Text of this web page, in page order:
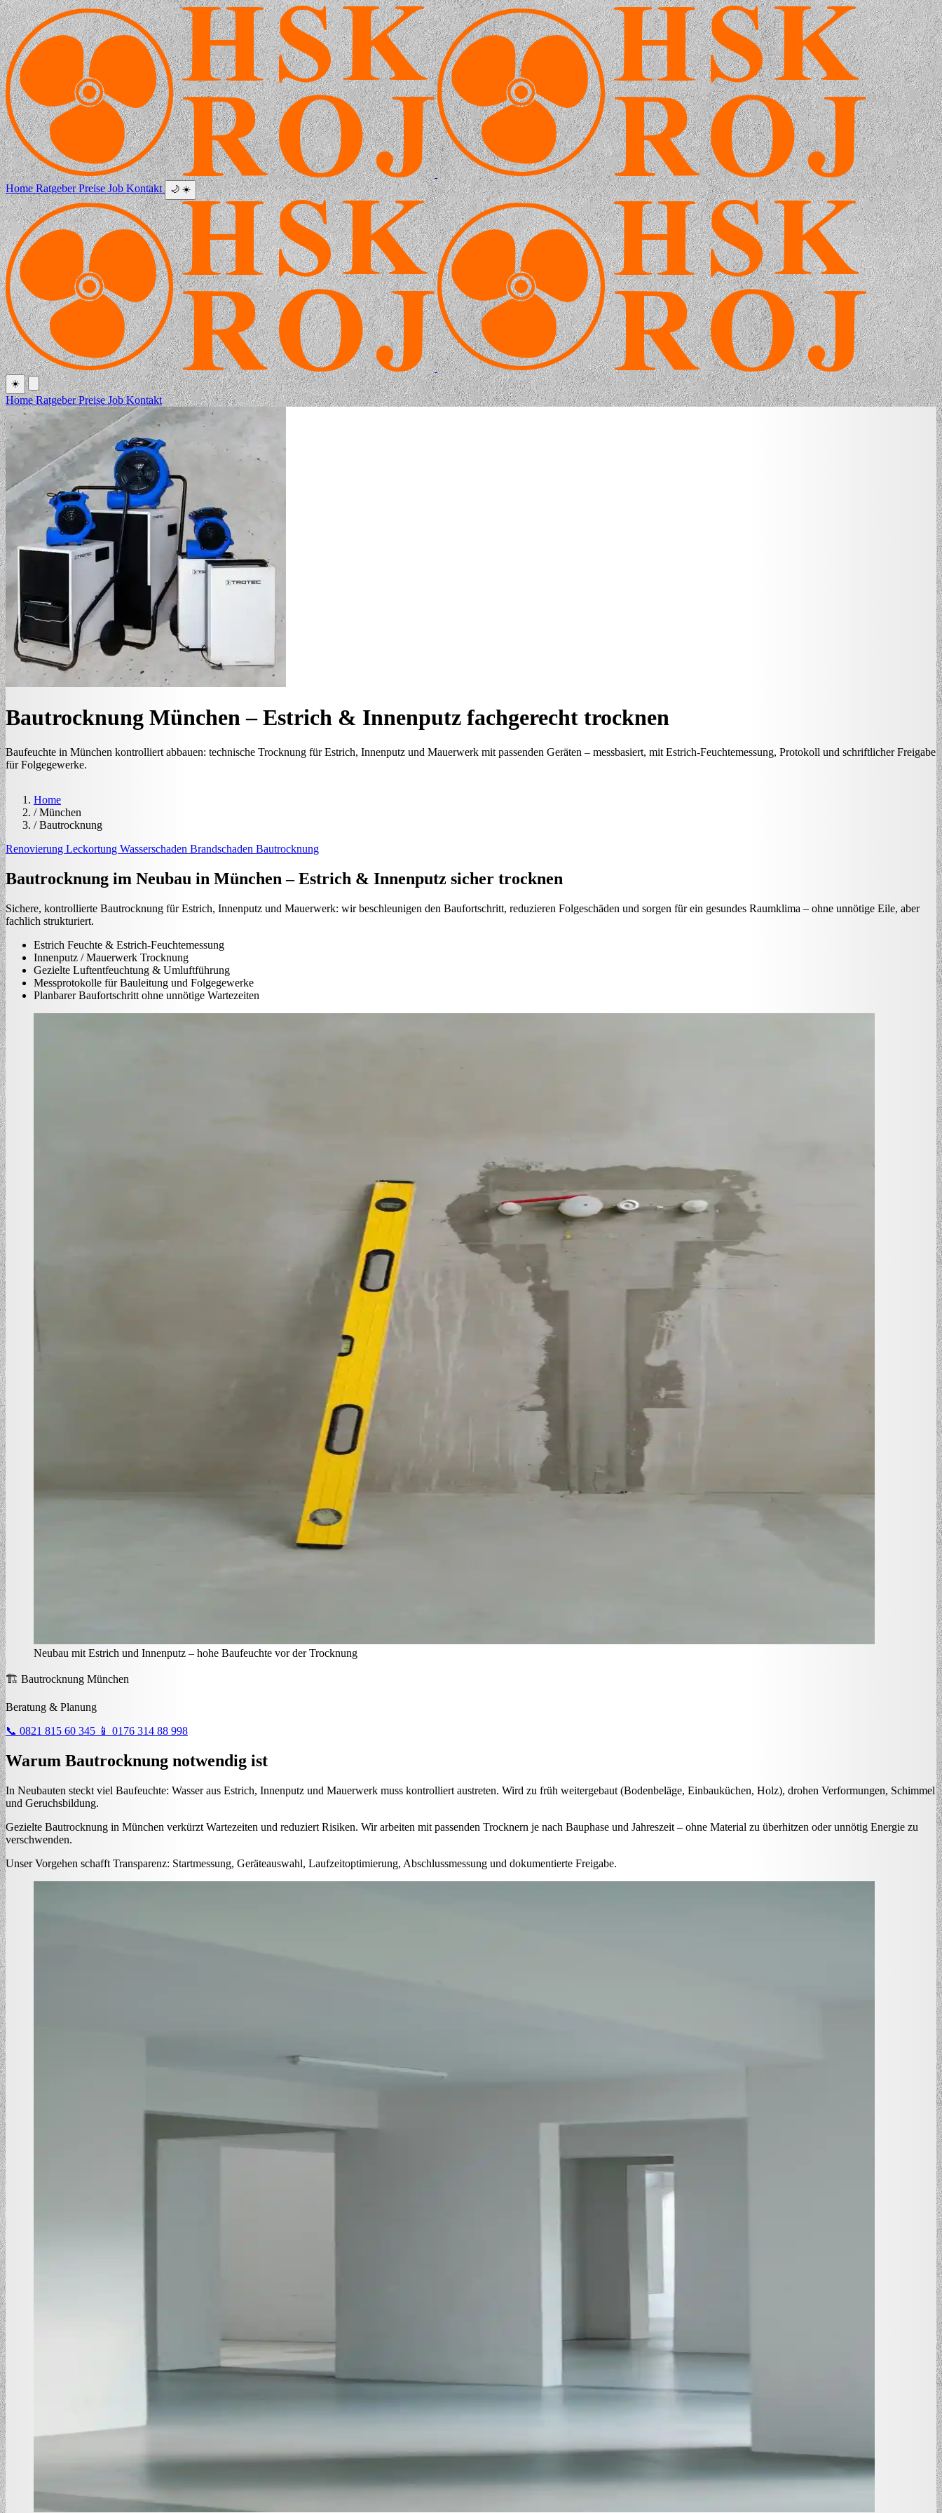
HomeRatgeberPreiseJobKontakt 🌙 ☀️
☀️
HomeRatgeberPreiseJobKontakt
Bautrocknung München – Estrich & Innenputz fachgerecht trocknen
Baufeuchte in München kontrolliert abbauen: technische Trocknung für Estrich, Innenputz und Mauerwerk mit passenden Geräten – messbasiert, mit Estrich-Feuchtemessung, Protokoll und schriftlicher Freigabe
für Folgegewerke.
Home
/ München
/ Bautrocknung
Renovierung Leckortung Wasserschaden Brandschaden Bautrocknung
Bautrocknung im Neubau in München – Estrich & Innenputz sicher trocknen
Sichere, kontrollierte Bautrocknung für Estrich, Innenputz und Mauerwerk: wir beschleunigen den Baufortschritt, reduzieren Folgeschäden und sorgen für ein gesundes Raumklima – ohne unnötige Eile, aber
fachlich strukturiert.
Estrich Feuchte & Estrich-Feuchtemessung
Innenputz / Mauerwerk Trocknung
Gezielte Luftentfeuchtung & Umluftführung
Messprotokolle für Bauleitung und Folgegewerke
Planbarer Baufortschritt ohne unnötige Wartezeiten
Neubau mit Estrich und Innenputz – hohe Baufeuchte vor der Trocknung
🏗️ Bautrocknung München
Beratung & Planung
📞 0821 815 60 345 📱 0176 314 88 998
Warum Bautrocknung notwendig ist
In Neubauten steckt viel Baufeuchte: Wasser aus Estrich, Innenputz und Mauerwerk muss kontrolliert austreten. Wird zu früh weitergebaut (Bodenbeläge, Einbauküchen, Holz), drohen Verformungen, Schimmel
und Geruchsbildung.
Gezielte Bautrocknung in München verkürzt Wartezeiten und reduziert Risiken. Wir arbeiten mit passenden Trocknern je nach Bauphase und Jahreszeit – ohne Material zu überhitzen oder unnötig Energie zu
verschwenden.
Unser Vorgehen schafft Transparenz: Startmessung, Geräteauswahl, Laufzeitoptimierung, Abschlussmessung und dokumentierte Freigabe.